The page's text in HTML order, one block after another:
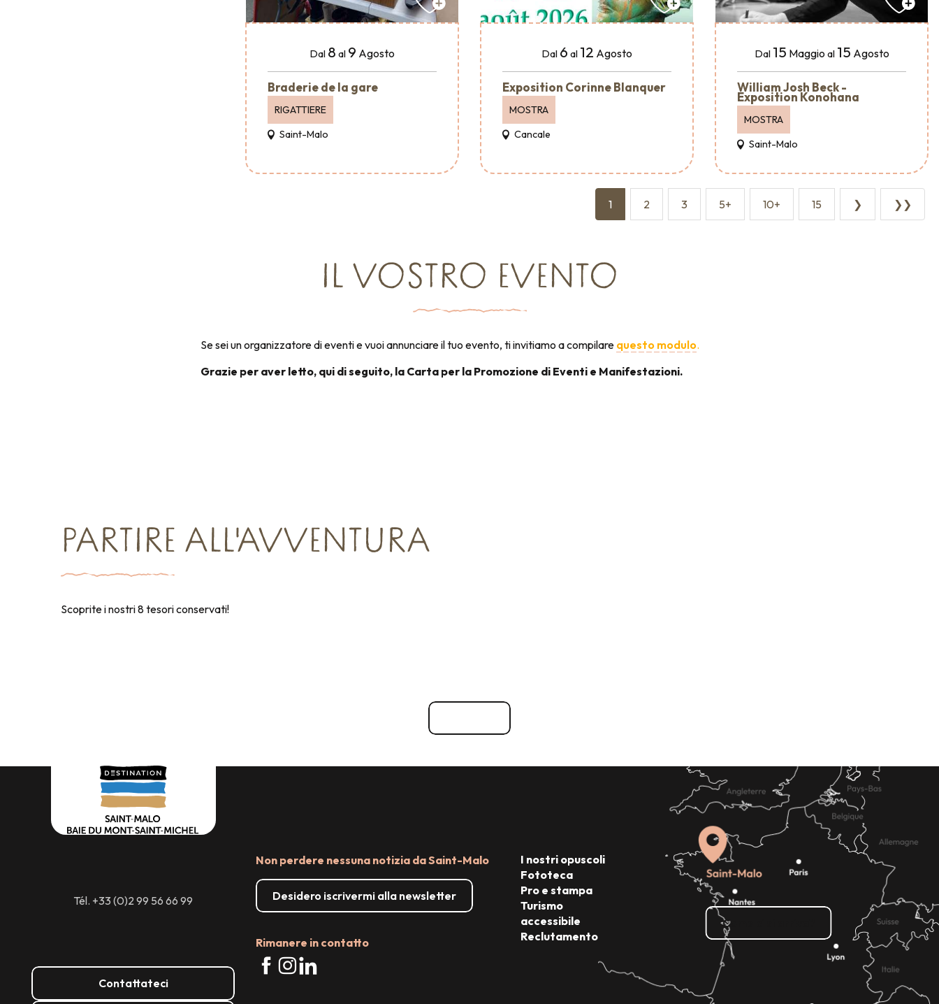
Dal 8 al 9 Agosto
Braderie de la gare
RIGATTIERE
Saint-Malo
Dal 6 al 12 Agosto
Exposition Corinne Blanquer
MOSTRA
Cancale
Dal 15 Maggio al 15 Agosto
William Josh Beck -
Exposition Konohana
MOSTRA
Saint-Malo
1 2 3 5+ 10+ 15 ❯ ❯❯
IL VOSTRO EVENTO
Se sei un organizzatore di eventi e vuoi annunciare il tuo evento, ti invitiamo a compilare questo modulo.
Grazie per aver letto, qui di seguito, la Carta per la Promozione di Eventi e Manifestazioni.
PARTIRE ALL'AVVENTURA
Scoprite i nostri 8 tesori conservati!
Tél. +33 (0)2 99 56 66 99
Contattateci
Non perdere nessuna notizia da Saint-Malo
Desidero iscrivermi alla newsletter
Rimanere in contatto
I nostri opuscoli
Fototeca
Pro e stampa
Turismo
accessibile
Reclutamento
Come ci si arriva?